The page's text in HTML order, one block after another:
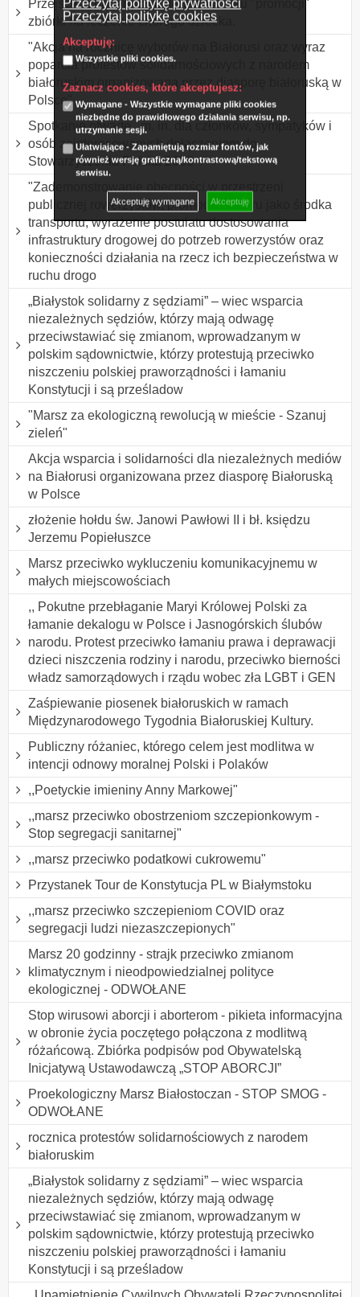
Przeczytaj politykę prywatności
Przeczytaj politykę cookies
Akceptuję:
Wszystkie pliki cookies.
Zaznacz cookies, które akceptujesz:
Wymagane - Wszystkie wymagane pliki cookies
niezbędne do prawidłowego działania serwisu, np.
utrzymanie sesji.
Ułatwiające - Zapamiętują rozmiar fontów, jak
również wersję graficzną/kontrastową/tekstową
serwisu.
Akceptuję wymagane Akceptuję
Przejście z banerem i balonami w celu "promocji"
zbiórki na leczenie chorego dziecka.
"Akcja na rocznicę wyborów na Białorusi oraz wyraz
poparcia protestów solidarnościowych z narodem
białoruskim organizowana przez diasporę białoruską w
Polsce"
Spotkanie otwarte , m. in. dla członków, sympatyków i
osób zainteresowanych dołączeniem do
Stowarzyszenia Polska 2050
"Zademonstrowanie obecności w przestrzeni
publicznej rowerzystów, promocja roweru jako środka
transportu, wyrażenie postulatu dostosowania
infrastruktury drogowej do potrzeb rowerzystów oraz
konieczności działania na rzecz ich bezpieczeństwa w
ruchu drogo
„Białystok solidarny z sędziami” – wiec wsparcia
niezależnych sędziów, którzy mają odwagę
przeciwstawiać się zmianom, wprowadzanym w
polskim sądownictwie, którzy protestują przeciwko
niszczeniu polskiej praworządności i łamaniu
Konstytucji i są prześladow
"Marsz za ekologiczną rewolucją w mieście - Szanuj
zieleń"
Akcja wsparcia i solidarności dla niezależnych mediów
na Białorusi organizowana przez diasporę Białoruską
w Polsce
złożenie hołdu św. Janowi Pawłowi II i bł. księdzu
Jerzemu Popiełuszce
Marsz przeciwko wykluczeniu komunikacyjnemu w
małych miejscowościach
,, Pokutne przebłaganie Maryi Królowej Polski za
łamanie dekalogu w Polsce i Jasnogórskich ślubów
narodu. Protest przeciwko łamaniu prawa i deprawacji
dzieci niszczenia rodziny i narodu, przeciwko bierności
władz samorządowych i rządu wobec zła LGBT i GEN
Zaśpiewanie piosenek białoruskich w ramach
Międzynarodowego Tygodnia Białoruskiej Kultury.
Publiczny różaniec, którego celem jest modlitwa w
intencji odnowy moralnej Polski i Polaków
,,Poetyckie imieniny Anny Markowej"
,,marsz przeciwko obostrzeniom szczepionkowym -
Stop segregacji sanitarnej"
,,marsz przeciwko podatkowi cukrowemu"
Przystanek Tour de Konstytucja PL w Białymstoku
,,marsz przeciwko szczepieniom COVID oraz
segregacji ludzi niezaszczepionych"
Marsz 20 godzinny - strajk przeciwko zmianom
klimatycznym i nieodpowiedzialnej polityce
ekologicznej - ODWOŁANE
Stop wirusowi aborcji i aborterom - pikieta informacyjna
w obronie życia poczętego połączona z modlitwą
różańcową. Zbiórka podpisów pod Obywatelską
Inicjatywą Ustawodawczą „STOP ABORCJI”
Proekologiczny Marsz Białostoczan - STOP SMOG -
ODWOŁANE
rocznica protestów solidarnościowych z narodem
białoruskim
„Białystok solidarny z sędziami” – wiec wsparcia
niezależnych sędziów, którzy mają odwagę
przeciwstawiać się zmianom, wprowadzanym w
polskim sądownictwie, którzy protestują przeciwko
niszczeniu polskiej praworządności i łamaniu
Konstytucji i są prześladow